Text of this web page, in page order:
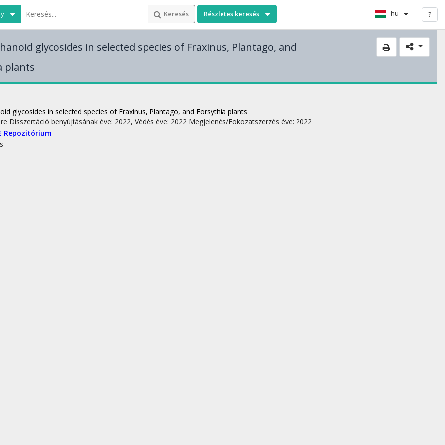
Keresés Részletes keresés hu ?
glycosides in selected species of Fraxinus, Plantago, and
plants
glycosides in selected species of Fraxinus, Plantago, and Forsythia plants
Disszertáció benyújtásának éve: 2022, Védés éve: 2022 Megjelenés/Fokozatszerzés éve: 2022
Repozitórium